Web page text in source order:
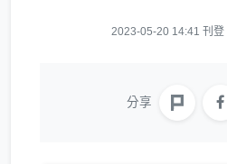
2023-05-20 14:41 刊登
分享